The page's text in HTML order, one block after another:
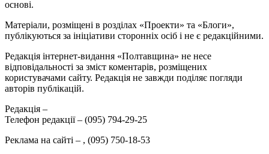
основі.
Матеріали, розміщені в розділах «Проекти» та «Блоги»,
публікуються за ініціативи сторонніх осіб і не є редакційними.
Редакція інтернет-видання «Полтавщина» не несе
відповідальності за зміст коментарів, розміщених
користувачами сайту. Редакція не завжди поділяє погляди
авторів публікацій.
Редакція –
Телефон редакції – (095) 794-29-25
Реклама на сайті – , (095) 750-18-53